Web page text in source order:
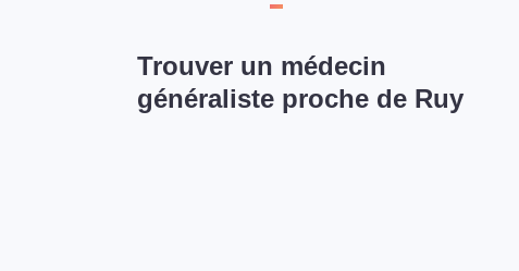
Trouver un médecin
généraliste proche de Ruy